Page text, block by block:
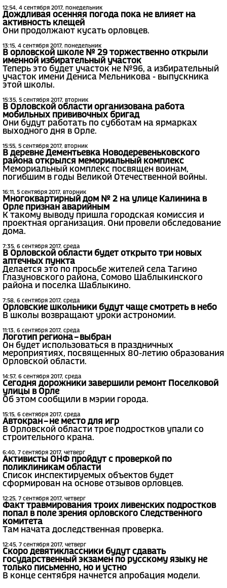
12:54, 4 сентября 2017, понедельник
Дождливая осенняя погода пока не влияет на
активность клещей
Они продолжают кусать орловцев.
13:15, 4 сентября 2017, понедельник
В орловской школе № 29 торжественно открыли
именной избирательный участок
Теперь это будет участок не №96, а избирательный
участок имени Дениса Мельникова - выпускника
этой школы.
15:35, 5 сентября 2017, вторник
В Орловской области организована работа
мобильных прививочных бригад
Они будут работать по субботам на ярмарках
выходного дня в Орле.
15:55, 5 сентября 2017, вторник
В деревне Дементьевка Новодеревеньковского
района открылся мемориальный комплекс
Мемориальный комплекс посвящен воинам,
погибшим в годы Великой Отечественной войны.
16:11, 5 сентября 2017, вторник
Многоквартирный дом № 2 на улице Калинина в
Орле признан аварийным
К такому выводу пришла городская комиссия и
проектная организация. Они провели обследование
дома.
7:35, 6 сентября 2017, среда
В Орловской области будет открыто три новых
аптечных пункта
Делается это по просьбе жителей села Тагино
Глазуновского района, Сомово Шаблыкинского
района и поселка Шаблыкино.
7:58, 6 сентября 2017, среда
Орловские школьники будут чаще смотреть в небо
В школы возвращают уроки астрономии.
11:13, 6 сентября 2017, среда
Логотип региона – выбран
Он будет использоваться в праздничных
мероприятиях, посвященных 80-летию образования
Орловской области.
14:57, 6 сентября 2017, среда
Сегодня дорожники завершили ремонт Поселковой
улицы в Орле
Об этом сообщили в мэрии города.
15:15, 6 сентября 2017, среда
Автокран – не место для игр
В Орловской области трое подростков упали со
строительного крана.
6:40, 7 сентября 2017, четверг
Активисты ОНФ пройдут с проверкой по
поликлиникам области
Список инспектируемых объектов будет
сформирован на основе отзывов орловцев.
12:25, 7 сентября 2017, четверг
Факт травмирования троих ливенских подростков
попал в поле зрения орловского Следственного
комитета
Там начата доследственная проверка.
12:45, 7 сентября 2017, четверг
Скоро девятиклассники будут сдавать
государственный экзамен по русскому языку не
только письменно, но и устно
В конце сентября начнется апробация модели.